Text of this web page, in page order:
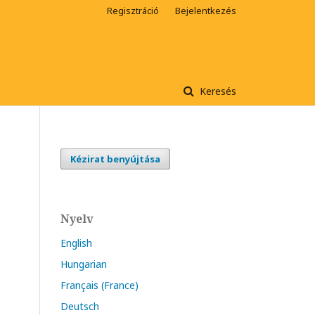
Keresés
Regisztráció Bejelentkezés
Kézirat benyújtása
Nyelv
English
Hungarian
Français (France)
Deutsch